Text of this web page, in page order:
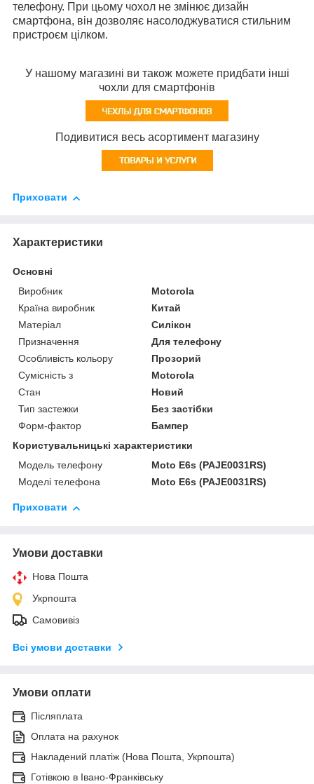
телефону. При цьому чохол не змінює дизайн
смартфона, він дозволяє насолоджуватися стильним
пристроєм цілком.
У нашому магазині ви також можете придбати інші
чохли для смартфонів
Подивитися весь асортимент магазину
Приховати
Характеристики
Основні
Виробник
Motorola
Країна виробник
Китай
Матеріал
Силікон
Призначення
Для телефону
Особливість кольору
Прозорий
Сумісність з
Motorola
Стан
Новий
Тип застежки
Без застібки
Форм-фактор
Бампер
Користувальницькі характеристики
Модель телефону
Moto E6s (PAJE0031RS)
Моделі телефона
Moto E6s (PAJE0031RS)
Приховати
Умови доставки
Нова Пошта
Укрпошта
Самовивіз
Всі умови доставки
Умови оплати
Післяплата
Оплата на рахунок
Накладений платіж (Нова Пошта, Укрпошта)
Готівкою в Івано-Франківську